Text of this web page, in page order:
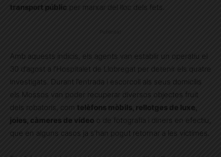
transport públic per marxar del lloc dels fets.
Publicitat
Amb aquests indicis, els agents van establir un operatiu el
30 d’agost a l’Hospitalet de Llobregat per detenir els quatre
investigats. Durant l’entrada i escorcoll als seus domicilis
els Mossos van poder recuperar diversos objectes fruit
dels robatoris, com telèfons mòbils, rellotges de luxe,
joies, càmeres de vídeo o de fotografia i diners en efectiu,
que en alguns casos ja s’han pogut retornar a les víctimes.